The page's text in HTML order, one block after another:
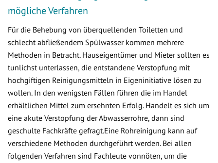
mögliche Verfahren
Für die Behebung von überquellenden Toiletten und
schlecht abfließendem Spülwasser kommen mehrere
Methoden in Betracht. Hauseigentümer und Mieter sollten es
tunlichst unterlassen, die entstandene Verstopfung mit
hochgiftigen Reinigungsmitteln in Eigeninitiative lösen zu
wollen. In den wenigsten Fällen führen die im Handel
erhältlichen Mittel zum ersehnten Erfolg. Handelt es sich um
eine akute Verstopfung der Abwasserrohre, dann sind
geschulte Fachkräfte gefragt.Eine Rohreinigung kann auf
verschiedene Methoden durchgeführt werden. Bei allen
folgenden Verfahren sind Fachleute vonnöten, um die